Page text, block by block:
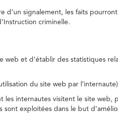
d’un signalement, les faits
criminelle.
web et d’établir des statistiques
du site web par l’internaute)
les internautes visitent le site web,
exploitées dans le but